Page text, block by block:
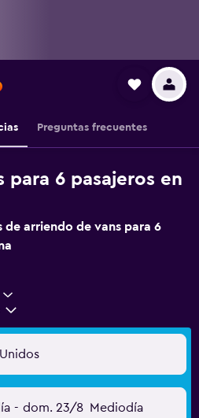
Preguntas frecuentes
para 6 pasajeros en
arriendo de vans para 6
- dom. 23/8 Mediodía